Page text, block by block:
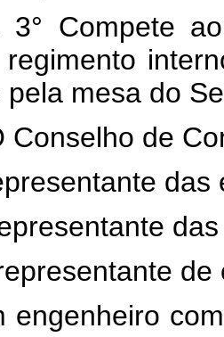
3° Compete
mesa do
Conselho de
das
das
de
com